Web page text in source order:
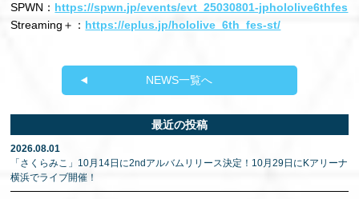
SPWN： https://spwn.jp/events/evt_25030801-jphololive6thfes
Streaming＋： https://eplus.jp/hololive_6th_fes-st/
NEWS一覧へ
最近の投稿
2026.08.01
「さくらみこ」10月14日に2ndアルバムリリース決定！10月29日にKアリーナ
横浜でライブ開催！